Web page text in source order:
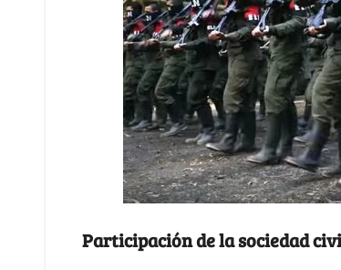
Participación de la sociedad